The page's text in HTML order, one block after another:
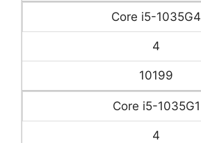
Core i5-1035G4
4
10199
Core i5-1035G1
4